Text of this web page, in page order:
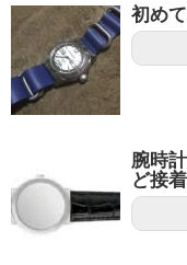
初め
腕時
ど接